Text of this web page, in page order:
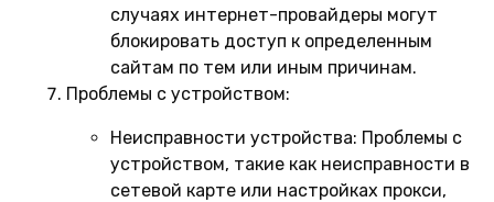
случаях интернет-провайдеры могут
блокировать доступ к определенным
сайтам по тем или иным причинам.
Проблемы с устройством:
Неисправности устройства: Проблемы с
устройством, такие как неисправности в
сетевой карте или настройках прокси,